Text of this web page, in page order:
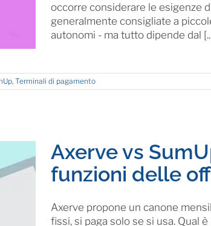
occorre considerare le esigenze
generalmente consigliate a
autonomi - ma tutto dipende dal
, Terminali di pagamento
Axerve vs
funzioni delle
Axerve propone un canone
fissi, si paga solo se si usa. Qual